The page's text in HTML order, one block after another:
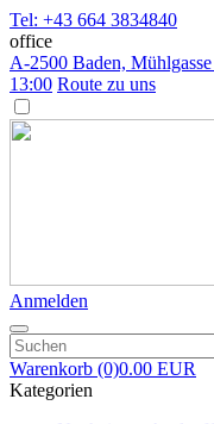
Tel: +43 664 3834840
office
A-2500 Baden,
13:00 Route zu uns
Anmelden
Warenkorb (0)0.00 EUR
Kategorien